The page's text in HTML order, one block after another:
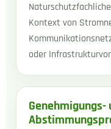
Kontext von
oder
Genehmigungs-